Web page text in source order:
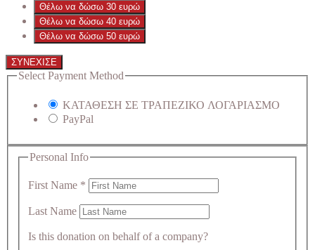
Θέλω να δώσω 30 ευρώ
Θέλω να δώσω 40 ευρώ
Θέλω να δώσω 50 ευρώ
ΣΥΝΕΧΙΣΕ
Select Payment Method
ΚΑΤΑΘΕΣΗ ΣΕ ΤΡΑΠΕΖΙΚΟ ΛΟΓΑΡΙΑΣΜΟ
PayPal
Personal Info
First Name *
Last Name
Is this donation on behalf of a company?